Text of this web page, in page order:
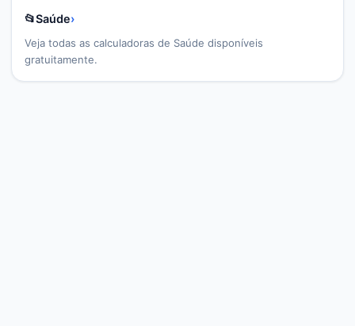
📂Saúde›
Veja todas as calculadoras de Saúde disponíveis
gratuitamente.